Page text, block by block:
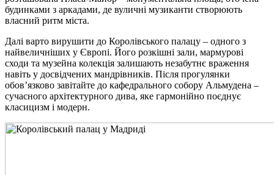
будинками з аркадами, де вуличні музиканти створюють
власний ритм міста.
Далі варто вирушити до Королівського палацу – одного з
найвеличніших у Європі. Його розкішні зали, мармурові
сходи та музейна колекція залишають незабутнє враження
навіть у досвідчених мандрівників. Після прогулянки
обов’язково завітайте до кафедрального собору Альмудена –
сучасного архітектурного дива, яке гармонійно поєднує
класицизм і модерн.